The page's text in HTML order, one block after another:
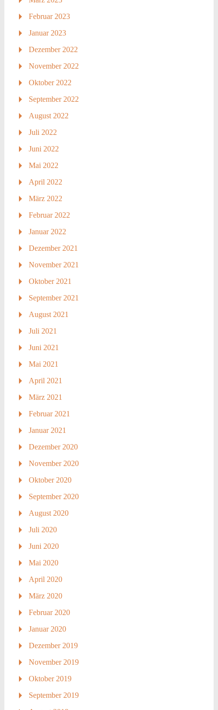
Februar 2023
Januar 2023
Dezember 2022
November 2022
Oktober 2022
September 2022
August 2022
Juli 2022
Juni 2022
Mai 2022
April 2022
März 2022
Februar 2022
Januar 2022
Dezember 2021
November 2021
Oktober 2021
September 2021
August 2021
Juli 2021
Juni 2021
Mai 2021
April 2021
März 2021
Februar 2021
Januar 2021
Dezember 2020
November 2020
Oktober 2020
September 2020
August 2020
Juli 2020
Juni 2020
Mai 2020
April 2020
März 2020
Februar 2020
Januar 2020
Dezember 2019
November 2019
Oktober 2019
September 2019